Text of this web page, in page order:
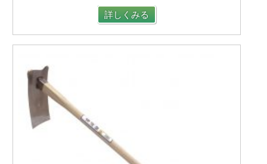
詳しくみる